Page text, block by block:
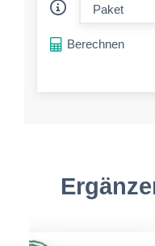
Berechnen